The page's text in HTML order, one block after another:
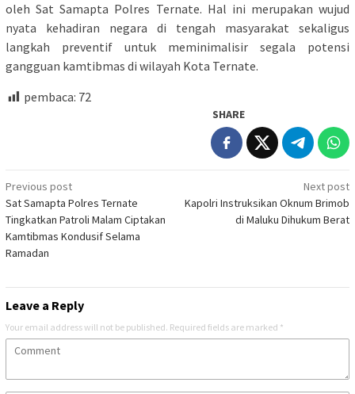
oleh Sat Samapta Polres Ternate. Hal ini merupakan wujud
nyata kehadiran negara di tengah masyarakat sekaligus
langkah preventif untuk meminimalisir segala potensi
gangguan kamtibmas di wilayah Kota Ternate.
pembaca: 72
SHARE
Post
navigation
Previous post
Sat Samapta Polres Ternate
Tingkatkan Patroli Malam Ciptakan
Kamtibmas Kondusif Selama
Ramadan
Next post
Kapolri Instruksikan Oknum Brimob
di Maluku Dihukum Berat
Leave a Reply
Your email address will not be published. Required fields are marked *